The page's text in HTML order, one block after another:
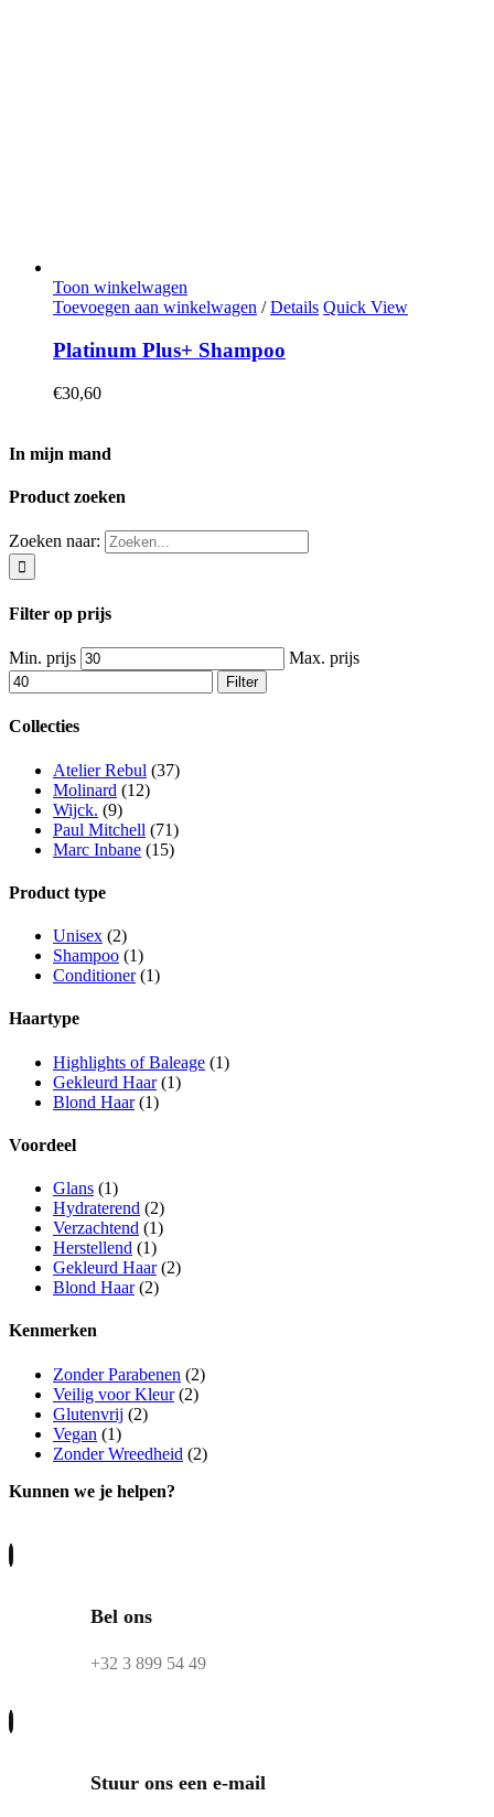
Toon winkelwagen
Toevoegen aan winkelwagen / Details Quick View
Platinum Plus+ Shampoo
€30,60
In mijn mand
Product zoeken
Zoeken naar:
Filter op prijs
Min. prijs Max. prijs
Filter
Collecties
Atelier Rebul (37)
Molinard (12)
Wijck. (9)
Paul Mitchell (71)
Marc Inbane (15)
Product type
Unisex (2)
Shampoo (1)
Conditioner (1)
Haartype
Highlights of Baleage (1)
Gekleurd Haar (1)
Blond Haar (1)
Voordeel
Glans (1)
Hydraterend (2)
Verzachtend (1)
Herstellend (1)
Gekleurd Haar (2)
Blond Haar (2)
Kenmerken
Zonder Parabenen (2)
Veilig voor Kleur (2)
Glutenvrij (2)
Vegan (1)
Zonder Wreedheid (2)
Kunnen we je helpen?
Bel ons
+32 3 899 54 49
Stuur ons een e-mail